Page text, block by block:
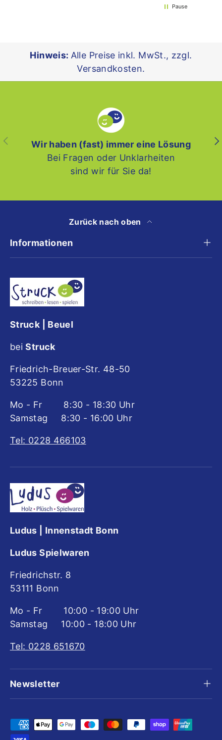
Pause
Hinweis: Alle Preise inkl. MwSt., zzgl.
Versandkosten.
Vorherige
Wir haben (fast) immer eine Lösung
Bei Fragen oder Unklarheiten
sind wir für Sie da!
Zurück nach oben
Informationen
Struck | Beuel
beiStruck
Friedrich-Breuer-Str. 48-50
53225 Bonn
Mo - Fr 8:30 - 18:30 Uhr
Samstag 8:30 - 16:00 Uhr
Tel: 0228 466103
Ludus | Innenstadt Bonn
Ludus Spielwaren
Friedrichstr. 8
53111 Bonn
Mo - Fr 10:00 - 19:00 Uhr
Samstag 10:00 - 18:00 Uhr
Tel: 0228 651670
Newsletter
Zahlungsmethoden